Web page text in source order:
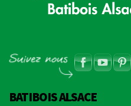
BATIBOIS ALSACE